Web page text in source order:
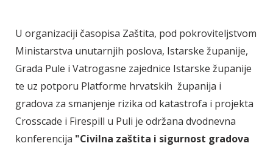
U organizaciji časopisa Zaštita, pod pokroviteljstvom
Ministarstva unutarnjih poslova, Istarske županije,
Grada Pule i Vatrogasne zajednice Istarske županije
te uz potporu Platforme hrvatskih županija i
gradova za smanjenje rizika od katastrofa i projekta
Crosscade i Firespill u Puli je održana dvodnevna
konferencija "Civilna zaštita i sigurnost gradova